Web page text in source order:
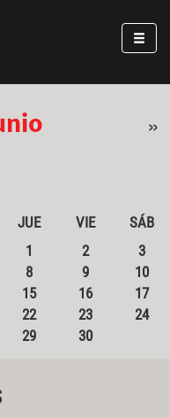
»
JUE VIE
SÁB
1
2
3
8 9
10
15 16
17
22 23
24
29 30